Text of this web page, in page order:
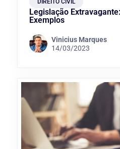
DIREITO CIVIL
Legislação
Exemplos
Vinicius Marques
14/03/2023